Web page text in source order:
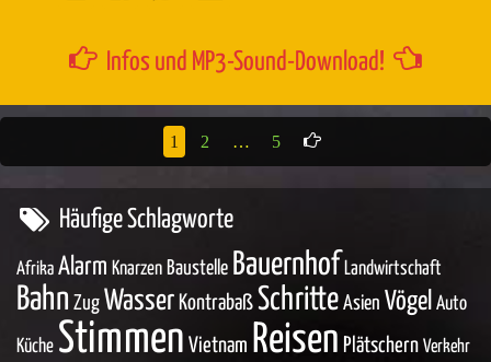
Infos und MP3-Sound-Download!
1 2 … 5
Häufige Schlagworte
Afrika Alarm Knarzen Baustelle Bauernhof Landwirtschaft
Bahn Zug Wasser Kontrabaß Schritte Asien Vögel Auto
Küche Stimmen Vietnam Reisen Plätschern Verkehr